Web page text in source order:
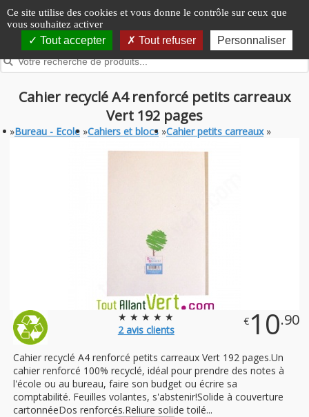
Panneau de gestion des cookies
Ce site utilise des cookies et vous donne le contrôle sur ceux que
vous souhaitez activer
Tout accepter Tout refuser Personnaliser
Cahier recyclé A4 renforcé petits carreaux
Vert 192 pages
»Bureau - Ecole »Cahiers et blocs »Cahier petits carreaux »
★ ★ ★ ★ ★
2avis clients
€ 10.90
Cahier recyclé A4 renforcé petits carreaux Vert 192 pages.Un
cahier renforcé 100% recyclé, idéal pour prendre des notes à
l'école ou au bureau, faire son budget ou écrire sa
comptabilité. Feuilles volantes, s'abstenir!Solide à couverture
cartonnéeDos renforcés.Reliure solide toilé...